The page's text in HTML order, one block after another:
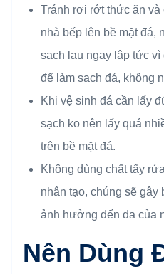
Tránh rơi rớt thức ăn
nhà bếp lên bề mặt đá,
sạch lau ngay lập tức
để làm sạch đá, không
Khi vệ sinh đá cần lấy
sạch ko nên lấy quá
trên bề mặt đá.
Không dùng chất tẩy
nhân tạo, chúng sẽ gây
ảnh hưởng đến da của
Nên Dùng